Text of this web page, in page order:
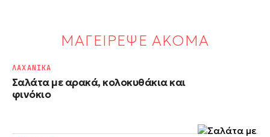
ΜΑΓΕΙΡΕΨΕ ΑΚΟΜΑ
Σαλάτα με αρακά, κολοκυθάκια και
φινόκιο
ΛΑΧΑΝΙΚΑ